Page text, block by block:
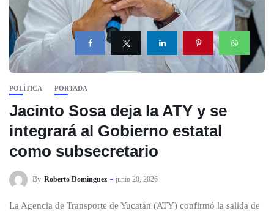
POLÍTICA PORTADA
Jacinto Sosa deja la ATY y se
integrará al Gobierno estatal
como subsecretario
By Roberto Dominguez junio 20, 2026
La Agencia de Transporte de Yucatán (ATY) confirmó la salida de